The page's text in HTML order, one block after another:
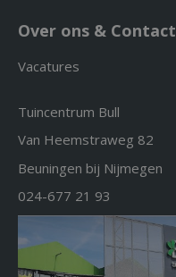
Over ons & Contact
Vacatures
Tuincentrum Bull
Van Heemstraweg 82
Beuningen bij Nijmegen
024-677 21 93